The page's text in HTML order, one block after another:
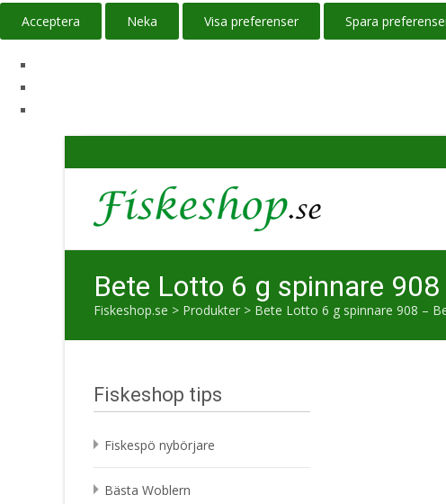
Acceptera Neka Visa preferenser Spara
Bete Lotto 6 g spinnare
Fiskeshop.se > Produkter > Bete Lotto 6 g spinnare 908 –
Fiskeshop tips
Fiskespö nybörjare
Bästa Woblern